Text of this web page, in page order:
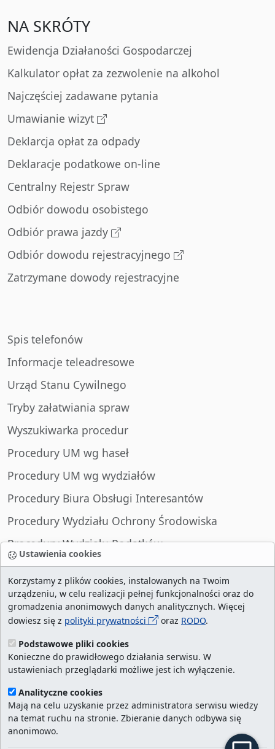
Ustawienia cookies
Korzystamy z plików cookies, instalowanych na Twoim
urządzeniu, w celu realizacji pełnej funkcjonalności oraz do
gromadzenia anonimowych danych analitycznych. Więcej
dowiesz się z polityki prywatności oraz RODO.
Podstawowe pliki cookies
Konieczne do prawidłowego działania serwisu. W
ustawieniach przeglądarki możliwe jest ich wyłączenie.
Analityczne cookies
Mają na celu uzyskanie przez administratora serwisu wiedzy
na temat ruchu na stronie. Zbieranie danych odbywa się
anonimowo.
NA SKRÓTY
Ewidencja Działaności Gospodarczej
Kalkulator opłat za zezwolenie na alkohol
Najczęściej zadawane pytania
Umawianie wizyt
Deklarcja opłat za odpady
Deklaracje podatkowe on-line
Centralny Rejestr Spraw
Odbiór dowodu osobistego
Odbiór prawa jazdy
Odbiór dowodu rejestracyjnego
Zatrzymane dowody rejestracyjne
Spis telefonów
Informacje teleadresowe
Urząd Stanu Cywilnego
Tryby załatwiania spraw
Wyszukiwarka procedur
Procedury UM wg haseł
Procedury UM wg wydziałów
Procedury Biura Obsługi Interesantów
Procedury Wydziału Ochrony Środowiska
Procedury Wydziału Podatków
Procedury Wydziału Spraw Obywatelskich
liczba wizyt:28999320/ aktualna strona:
najczęściej odwiedzane strony
cookies
Urząd Miasta Szczecin. Portal eurzad.szczecin.pl
jest integralną częścią Biuletynu Informacji
Publicznej Urzędu Miasta Szczecin.
Kontakt:
ekancelaria@um.szczecin.pl